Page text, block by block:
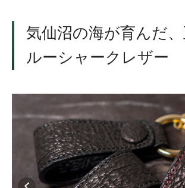
気仙沼の海が育んだ
ルーシャークレザー